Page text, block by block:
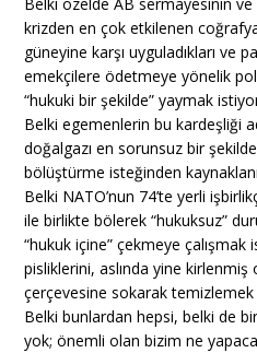
krizden en çok etkilenen
güneyine karşı uyguladıkları ve
emekçilere ödetmeye yönelik
“hukuki bir şekilde” yaymak
Belki egemenlerin bu kardeşliği
doğalgazı en sorunsuz bir
bölüştürme isteğinden
Belki NATO’nun 74’te yerli
ile birlikte bölerek “hukuksuz”
“hukuk içine” çekmeye çalışmak
pisliklerini, aslında yine kirlenmiş
çerçevesine sokarak
Belki bunlardan hepsi, belki de
yok; önemli olan bizim ne